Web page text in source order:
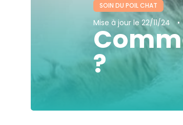
SOIN DU POIL CHAT
Mise à jourle 22/11/24
?